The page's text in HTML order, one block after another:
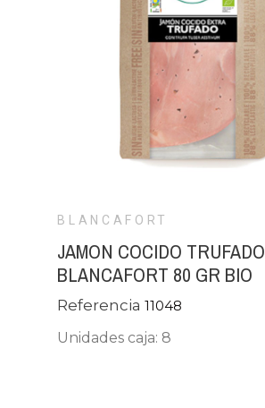
BLANCAFORT
JAMON COCIDO TRUFADO
BLANCAFORT 80 GR BIO
Referencia11048
Unidades caja: 8